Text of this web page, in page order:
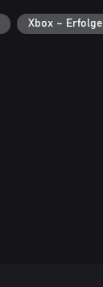
Xbox – Erfolge